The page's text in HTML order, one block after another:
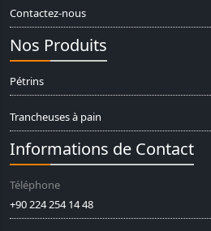
Contactez-nous
Nos Produits
Pétrins
Trancheuses à pain
Informations de Contact
Téléphone
+90 224 254 14 48